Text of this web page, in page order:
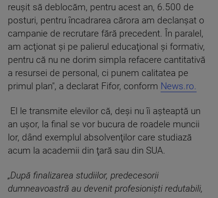
reuşit să deblocăm, pentru acest an, 6.500 de
posturi, pentru încadrarea cărora am declanşat o
campanie de recrutare fără precedent. În paralel,
am acţionat şi pe palierul educaţional şi formativ,
pentru că nu ne dorim simpla refacere cantitativă
a resursei de personal, ci punem calitatea pe
primul plan", a declarat Fifor, conform News.ro.
El le transmite elevilor că, deşi nu îi aşteaptă un
an uşor, la final se vor bucura de roadele muncii
lor, dând exemplul absolvenţilor care studiază
acum la academii din ţară sau din SUA.
„După finalizarea studiilor, predecesorii
dumneavoastră au devenit profesionişti redutabili,